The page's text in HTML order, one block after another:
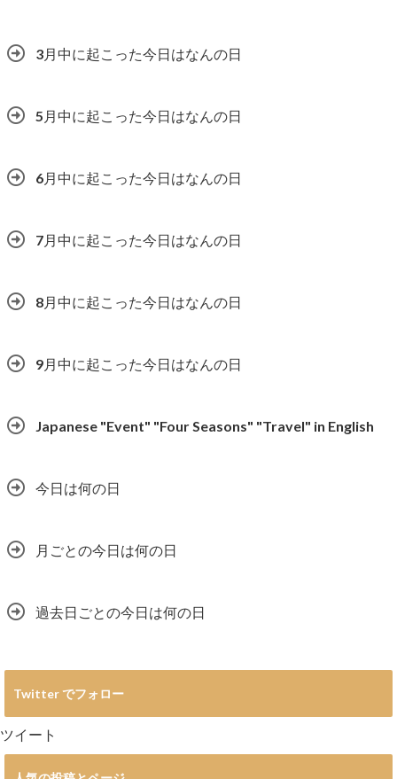
3月中に起こった今日はなんの日
5月中に起こった今日はなんの日
6月中に起こった今日はなんの日
7月中に起こった今日はなんの日
8月中に起こった今日はなんの日
9月中に起こった今日はなんの日
Japanese "Event" "Four Seasons" "Travel" in English
今日は何の日
月ごとの今日は何の日
過去日ごとの今日は何の日
Twitter でフォロー
ツイート